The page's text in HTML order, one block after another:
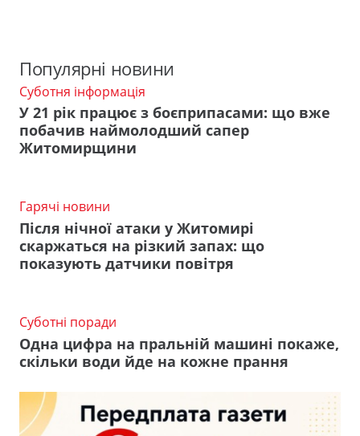
Популярні новини
Суботня інформація
У 21 рік працює з боєприпасами: що вже
побачив наймолодший сапер
Житомирщини
Гарячі новини
Після нічної атаки у Житомирі
скаржаться на різкий запах: що
показують датчики повітря
Суботні поради
Одна цифра на пральній машині покаже,
скільки води йде на кожне прання